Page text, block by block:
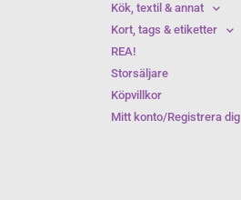
Kök, textil & annat
Kort, tags & etiketter
REA!
Storsäljare
Köpvillkor
Mitt konto/Registrera dig